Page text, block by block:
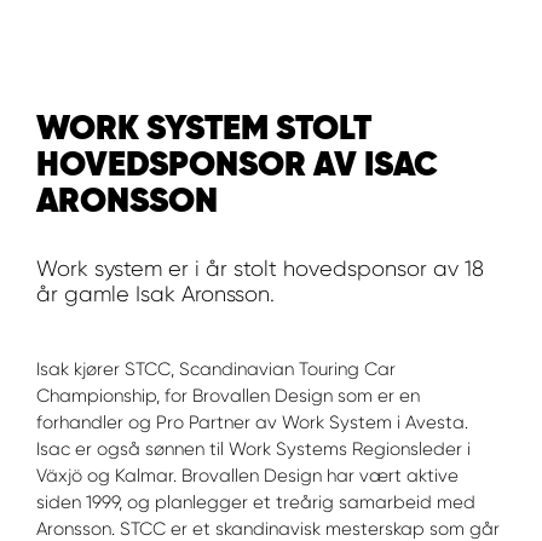
WORK SYSTEM STOLT
HOVEDSPONSOR AV ISAC
ARONSSON
Work system er i år stolt hovedsponsor av 18
år gamle Isak Aronsson.
Isak kjører STCC, Scandinavian Touring Car
Championship, for Brovallen Design som er en
forhandler og Pro Partner av Work System i Avesta.
Isac er også sønnen til Work Systems Regionsleder i
Växjö og Kalmar. Brovallen Design har vært aktive
siden 1999, og planlegger et treårig samarbeid med
Aronsson. STCC er et skandinavisk mesterskap som går
WORK SYSTEM HORTEN
WORK SYSTEM KEY ACCOUNT
WORK SYSTEM NORWAY
WORK SYSTEM STAVANGER
WORK SYSTEM TRONDHEIM